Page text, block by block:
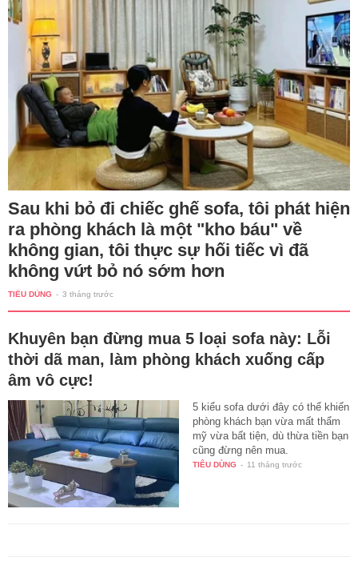
Sau khi bỏ đi chiếc ghế sofa, tôi phát hiện
ra phòng khách là một "kho báu" về
không gian, tôi thực sự hối tiếc vì đã
không vứt bỏ nó sớm hơn
TIÊU DÙNG - 3 tháng trước
Khuyên bạn đừng mua 5 loại sofa này: Lỗi
thời dã man, làm phòng khách xuống cấp
âm vô cực!
5 kiểu sofa dưới đây có thể khiến
phòng khách bạn vừa mất thẩm
mỹ vừa bất tiện, dù thừa tiền bạn
cũng đừng nên mua.
TIÊU DÙNG - 11 tháng trước